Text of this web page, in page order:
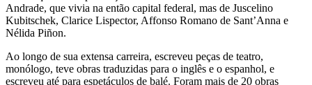
Andrade, que vivia na então capital federal, mas de Juscelino
Kubitschek, Clarice Lispector, Affonso Romano de Sant’Anna e
Nélida Piñon.
Ao longo de sua extensa carreira, escreveu peças de teatro,
monólogo, teve obras traduzidas para o inglês e o espanhol, e
escreveu até para espetáculos de balé. Foram mais de 20 obras